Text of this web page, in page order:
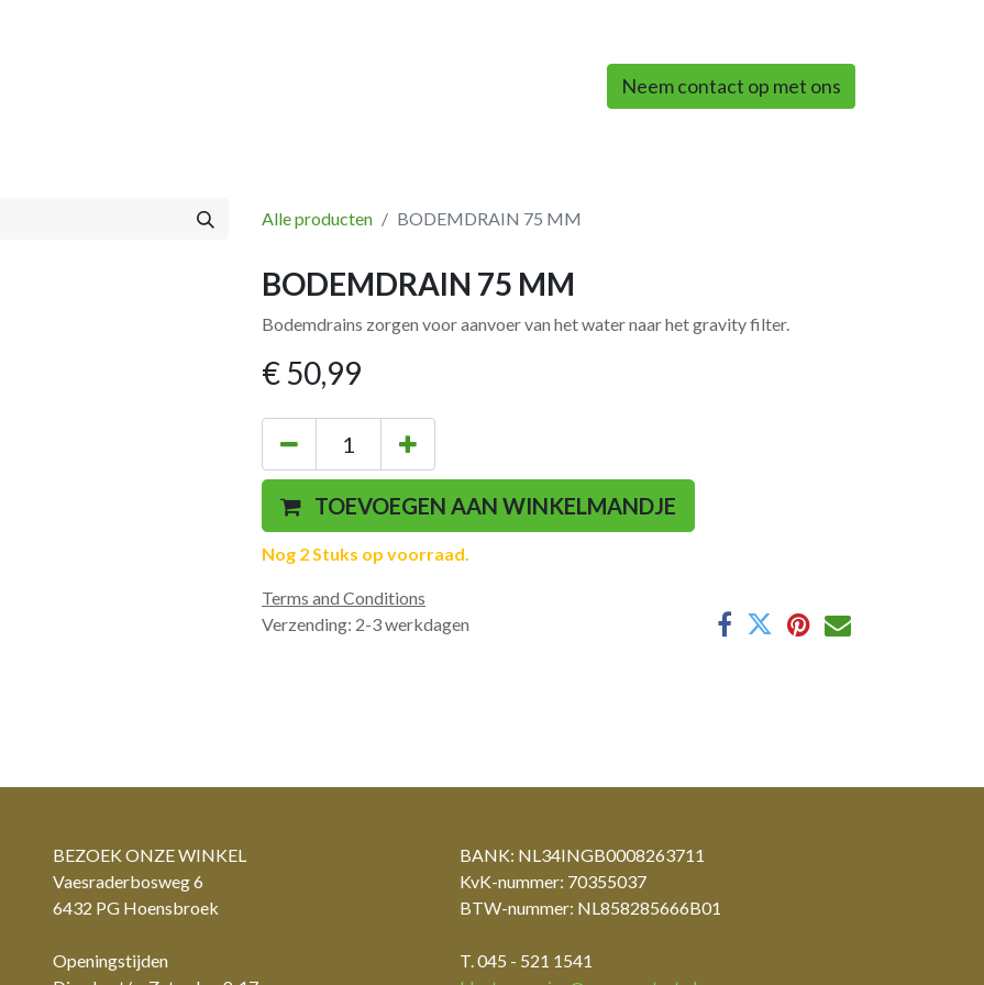
Neem contact op met ons
Alle producten BODEMDRAIN 75 MM
BODEMDRAIN 75 MM
Bodemdrains zorgen voor aanvoer van het water naar het gravity filter.
€ 50,99
TOEVOEGEN AAN WINKELMANDJE
Nog 2 Stuks op voorraad.
Terms and Conditions
Verzending: 2-3 werkdagen
BANK: NL34INGB0008263711
KvK-nummer: 70355037
BTW-nummer: NL858285666B01
T. 045 - 521 1541
BEZOEK ONZE WINKEL
Vaesraderbosweg 6
6432 PG Hoensbroek
Openingstijden